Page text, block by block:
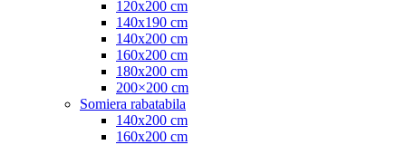
120x200 cm
140x190 cm
140x200 cm
160x200 cm
180x200 cm
200×200 cm
Somiera rabatabila
140x200 cm
160x200 cm